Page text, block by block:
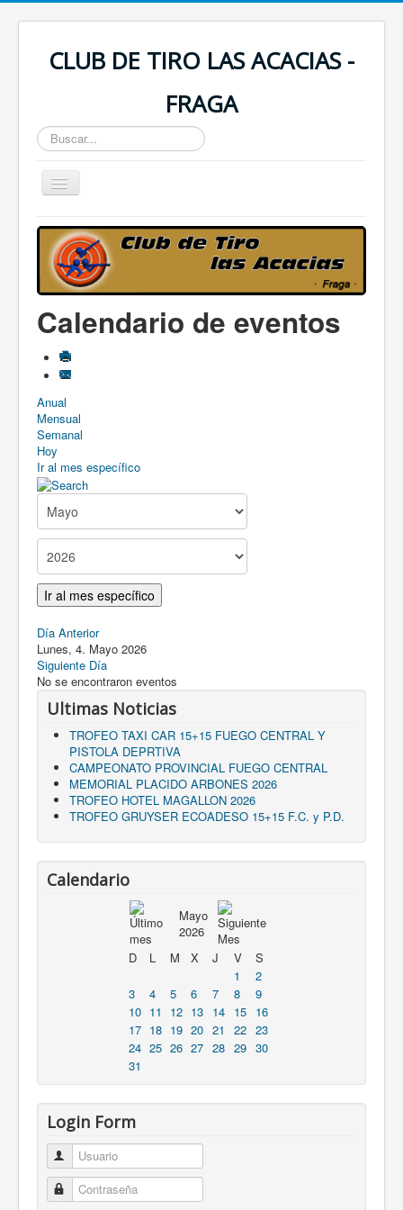
CLUB DE TIRO LAS ACACIAS -
FRAGA
Buscar...
Toggle
Navigation
Incio
Saludos Presidente
Historia del Club
Contactar
Instalaciones
Calendario
Asociarse
Como llegar
Descargas
Calendario de eventos
Anual
Mensual
Semanal
Hoy
Ir al mes específico
Ir al mes específico
Día Anterior
Lunes, 4. Mayo 2026
Siguiente Día
No se encontraron eventos
Ultimas Noticias
TROFEO TAXI CAR 15+15 FUEGO CENTRAL Y
PISTOLA DEPRTIVA
CAMPEONATO PROVINCIAL FUEGO CENTRAL
MEMORIAL PLACIDO ARBONES 2026
TROFEO HOTEL MAGALLON 2026
TROFEO GRUYSER ECOADESO 15+15 F.C. y P.D.
Calendario
Mayo
2026
D
L M X J V
S
1
2
3
4 5 6 7 8
9
10 11 12 13 14 15
16
17 18 19 20 21 22 23
24 25 26 27 28 29 30
31
Login Form
Usuario
Contraseña